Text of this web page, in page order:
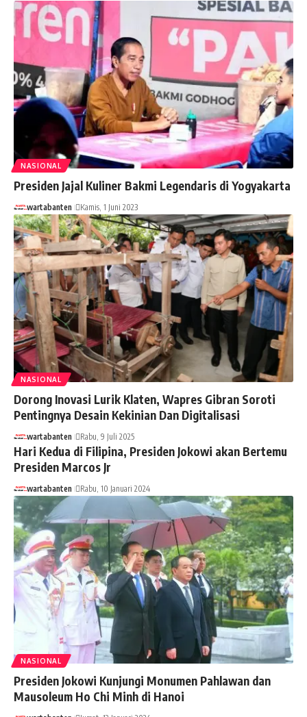
NASIONAL
Presiden Jajal Kuliner Bakmi Legendaris di Yogyakarta
wartabanten Kamis, 1 Juni 2023
NASIONAL
Dorong Inovasi Lurik Klaten, Wapres Gibran Soroti
Pentingnya Desain Kekinian Dan Digitalisasi
wartabanten Rabu, 9 Juli 2025
Hari Kedua di Filipina, Presiden Jokowi akan Bertemu
Presiden Marcos Jr
wartabanten Rabu, 10 Januari 2024
NASIONAL
Presiden Jokowi Kunjungi Monumen Pahlawan dan
Mausoleum Ho Chi Minh di Hanoi